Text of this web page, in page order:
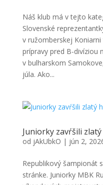
Náš klub má v tejto
Slovenské
v ružomberskej
prípravy pred B-divíziou
v bulharskom
júla. Ako...
Juniorky zavŕšili
od jAkUbkO | jún 2,
Republikový šampionát
stránke. Juniorky MBK